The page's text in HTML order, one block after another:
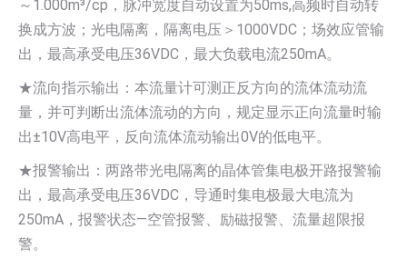
～1.000m³/cp，脉冲宽度自动设置为50ms,高频时自动转
换成方波；光电隔离，隔离电压＞1000VDC；场效应管输
出，最高承受电压36VDC，最大负载电流250mA。
★流向指示输出：本流量计可测正反方向的流体流动流
量，并可判断出流体流动的方向，规定显示正向流量时输
出±10V高电平，反向流体流动输出0V的低电平。
★报警输出：两路带光电隔离的晶体管集电极开路报警输
出，最高承受电压36VDC，导通时集电极最大电流为
250mA，报警状态—空管报警、励磁报警、流量超限报
警。